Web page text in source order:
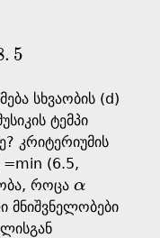
. 5
სხვაობის (d)
ტემპი
კრიტერიუმის
=min (6.5,
როცა α
α
მნიშვნელობები